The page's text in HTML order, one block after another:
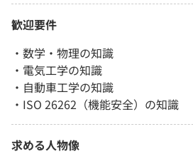
歓迎要件
・数学・物理の知識
・電気工学の知識
・自動車工学の知識
・ISO 26262（機能安全）の知識
求める人物像